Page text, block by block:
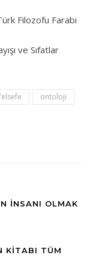
Filozofu Farabi
ve Sıfatlar
ontoloji
İNSANI OLMAK
KITABI TÜM